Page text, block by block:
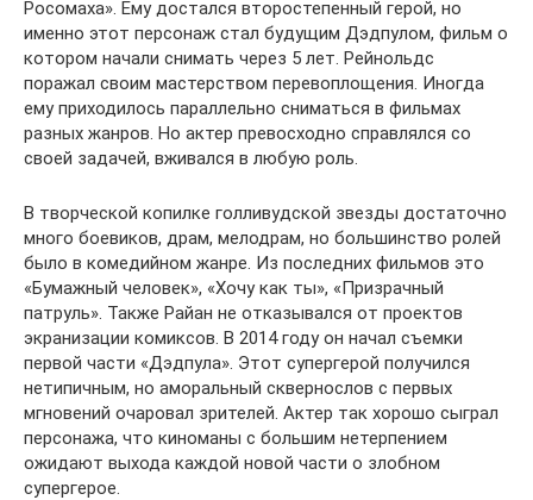
Росомаха». Ему достался второстепенный герой, но
именно этот персонаж стал будущим Дэдпулом, фильм о
котором начали снимать через 5 лет. Рейнольдс
поражал своим мастерством перевоплощения. Иногда
ему приходилось параллельно сниматься в фильмах
разных жанров. Но актер превосходно справлялся со
своей задачей, вживался в любую роль.
В творческой копилке голливудской звезды достаточно
много боевиков, драм, мелодрам, но большинство ролей
было в комедийном жанре. Из последних фильмов это
«Бумажный человек», «Хочу как ты», «Призрачный
патруль». Также Райан не отказывался от проектов
экранизации комиксов. В 2014 году он начал съемки
первой части «Дэдпула». Этот супергерой получился
нетипичным, но аморальный сквернослов с первых
мгновений очаровал зрителей. Актер так хорошо сыграл
персонажа, что киноманы с большим нетерпением
ожидают выхода каждой новой части о злобном
супергерое.